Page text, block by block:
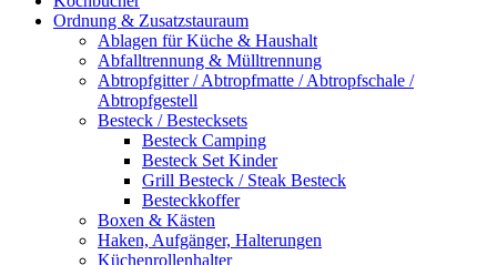
Ordnung & Zusatzstauraum
Ablagen für Küche & Haushalt
Abfalltrennung & Mülltrennung
Abtropfgitter / Abtropfmatte / Abtropfschale /
Abtropfgestell
Besteck / Bestecksets
Besteck Camping
Besteck Set Kinder
Grill Besteck / Steak Besteck
Besteckkoffer
Boxen & Kästen
Haken, Aufgänger, Halterungen
Küchenrollenhalter